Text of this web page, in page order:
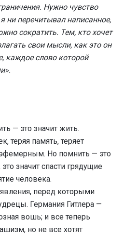
Нужно чувство
ни перечитывал написанное,
сократить. Тем, кто хочет
свои мысли, как это он
каждое слово которой
— это значит жить.
теряя память, теряет
эфемерным. Но помнить — это
значит спасти грядущие
человека.
перед которыми
Германия Гитлера —
вошь; и все теперь
но не все хотят